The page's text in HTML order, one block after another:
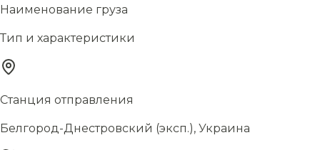
Наименование груза
Тип и характеристики
Станция отправления
Белгород-Днестровский (эксп.), Украина